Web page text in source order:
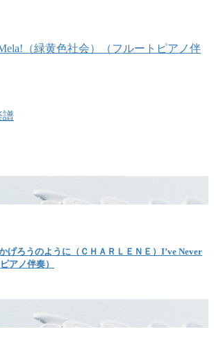
（緑黄色社会）（フルートピアノ伴
譜
げろうのように（ＣＨＡＲＬＥＮＥ）I’ve Never
アノ伴奏）